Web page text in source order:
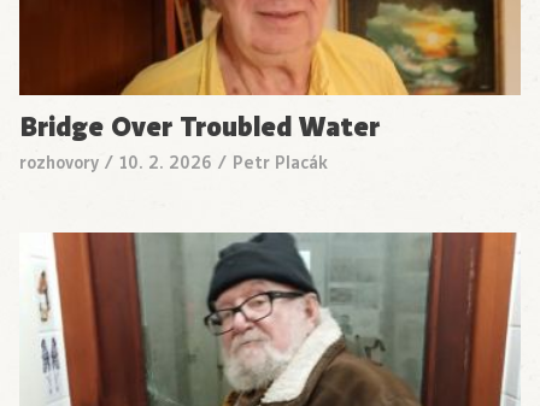
Bridge Over Troubled Water
rozhovory / 10. 2. 2026 / Petr Placák